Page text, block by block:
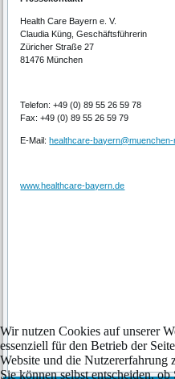
Health Care Bayern e. V.
Claudia Küng, Geschäftsführerin
Züricher Straße 27
81476 München
Telefon: +49 (0) 89 55 26 59 78
Fax: +49 (0) 89 55 26 59 79
E-Mail: healthcare-bayern@muenchen-
www.healthcare-bayern.de
Wir nutzen Cookies auf unserer
essenziell für den Betrieb der
Website und die Nutzererfahrung
Sie können selbst entscheiden,